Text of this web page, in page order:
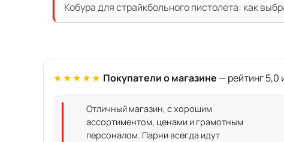
Кобура для страйкбольного пистолета: как
★★★★★ Покупатели о магазине — рейтинг 5,0
Отличный магазин, с хорошим
ассортиментом, ценами и грамотным
персоналом. Парни всегда идут